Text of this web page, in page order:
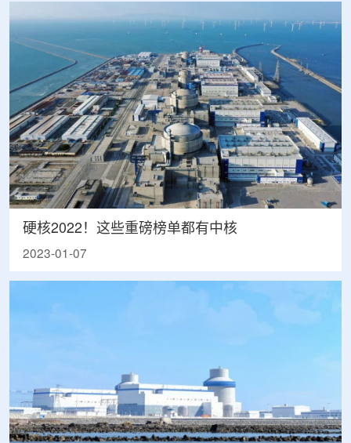
硬核2022！这些重磅榜单都有中核
2023-01-07